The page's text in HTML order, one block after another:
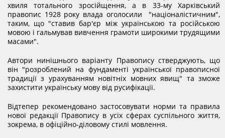
НОРМАТИВИ НАВАНТАЖЕННЯ
КОНТАКТИ
хвиля тотального зросійщення, а в 33-му Харківський
правопис 1928 року влада оголосили "націоналістичним",
таким, що "ставив бар'єр між українською та російською
мовою і гальмував вивчення грамоти широкими трудящими
масами".
Автори нинішнього варіанту Правопису стверджують, що
він "розроблений на фундаменті української правописної
традиції з урахуванням новітніх мовних явищ" та зможе
захистити українську мову від русифікації.
Відтепер рекомендовано застосовувати норми та правила
нової редакції Правопису в усіх сферах суспільного життя,
зокрема, в офіційно-діловому стилі мовлення.